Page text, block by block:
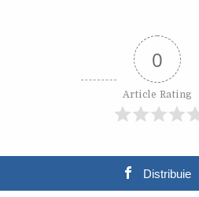
0
Article Rating
Distribuie